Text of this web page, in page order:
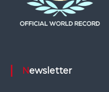
Newsletter